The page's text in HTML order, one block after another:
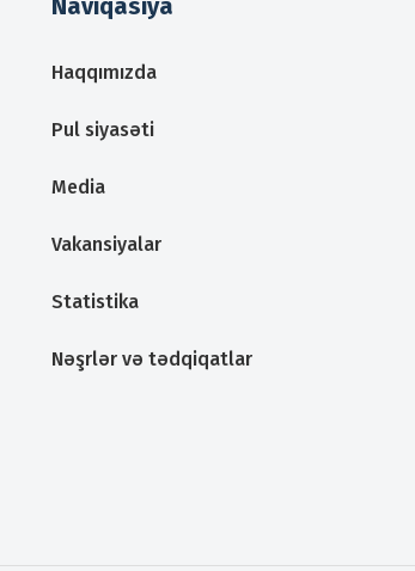
Naviqasiya
Haqqımızda
Pul siyasəti
Media
Vakansiyalar
Statistika
Nəşrlər və tədqiqatlar